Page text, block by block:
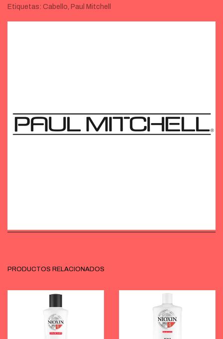
Etiquetas: Cabello, Paul Mitchell
PRODUCTOS RELACIONADOS